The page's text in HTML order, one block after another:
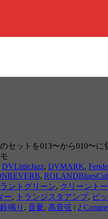
セットを013〜から010〜
DVLittleJazz, DVMARK,
,
ントグリーン, クリーント
ー, トランジスタアンプ, ピ
鈴鳴り , 音量, 高音弦 | 2